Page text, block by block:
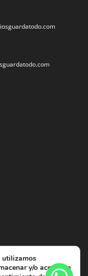
utilizamos
y/o acceder a